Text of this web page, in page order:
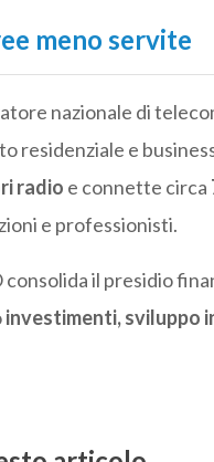
meno servite
nazionale di
residenziale e
radio e connette circa
e professionisti.
consolida il presidio
investimenti, sviluppo